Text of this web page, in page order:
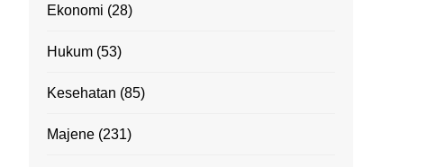
Ekonomi (28)
Hukum (53)
Kesehatan (85)
Majene (231)